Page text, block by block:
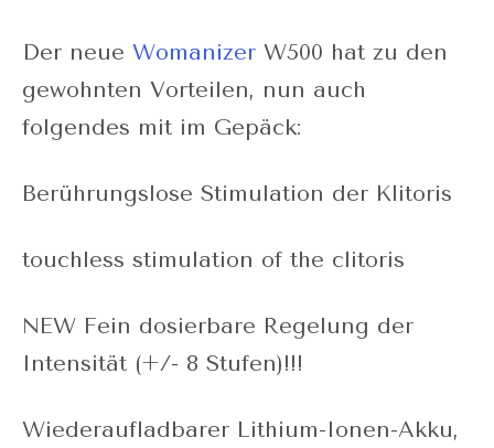
Der neue Womanizer W500 hat zu den
gewohnten Vorteilen, nun auch
folgendes mit im Gepäck:
Berührungslose Stimulation der Klitoris
touchless stimulation of the clitoris
NEW Fein dosierbare Regelung der
Intensität (+/- 8 Stufen)!!!
Wiederaufladbarer Lithium-Ionen-Akku,